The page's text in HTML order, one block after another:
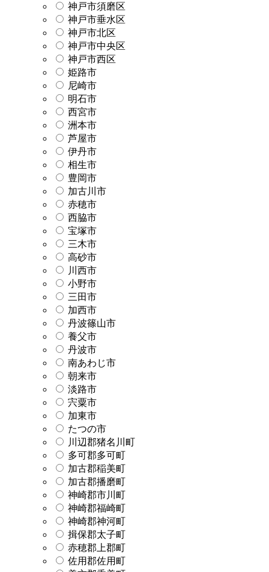
神戸市須磨区
神戸市垂水区
神戸市北区
神戸市中央区
神戸市西区
姫路市
尼崎市
明石市
西宮市
洲本市
芦屋市
伊丹市
相生市
豊岡市
加古川市
赤穂市
西脇市
宝塚市
三木市
高砂市
川西市
小野市
三田市
加西市
丹波篠山市
養父市
丹波市
南あわじ市
朝来市
淡路市
宍粟市
加東市
たつの市
川辺郡猪名川町
多可郡多可町
加古郡稲美町
加古郡播磨町
神崎郡市川町
神崎郡福崎町
神崎郡神河町
揖保郡太子町
赤穂郡上郡町
佐用郡佐用町